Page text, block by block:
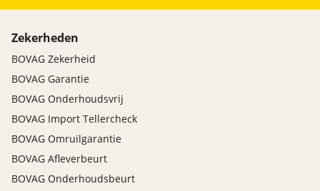
Zekerheden
BOVAG Zekerheid
BOVAG Garantie
BOVAG Onderhoudsvrij
BOVAG Import Tellercheck
BOVAG Omruilgarantie
BOVAG Afleverbeurt
BOVAG Onderhoudsbeurt